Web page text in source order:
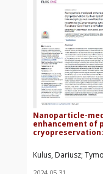
Nanoparticle-
enhancement of
cryopreservation:
insights into
morphogenesis
Kulus, Dariusz